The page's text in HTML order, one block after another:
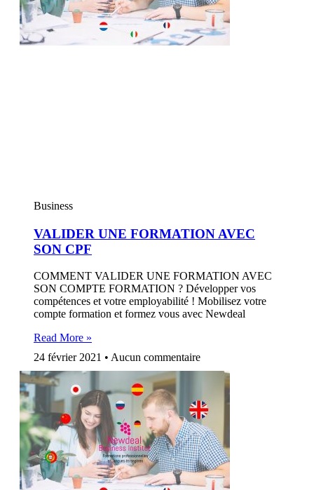
Business
VALIDER UNE FORMATION AVEC
SON CPF
COMMENT VALIDER UNE FORMATION AVEC
SON COMPTE FORMATION ? Développer vos
compétences et votre employabilité ! Mobilisez votre
compte formation et formez vous avec Newdeal
Read More »
24 février 2021
Aucun commentaire